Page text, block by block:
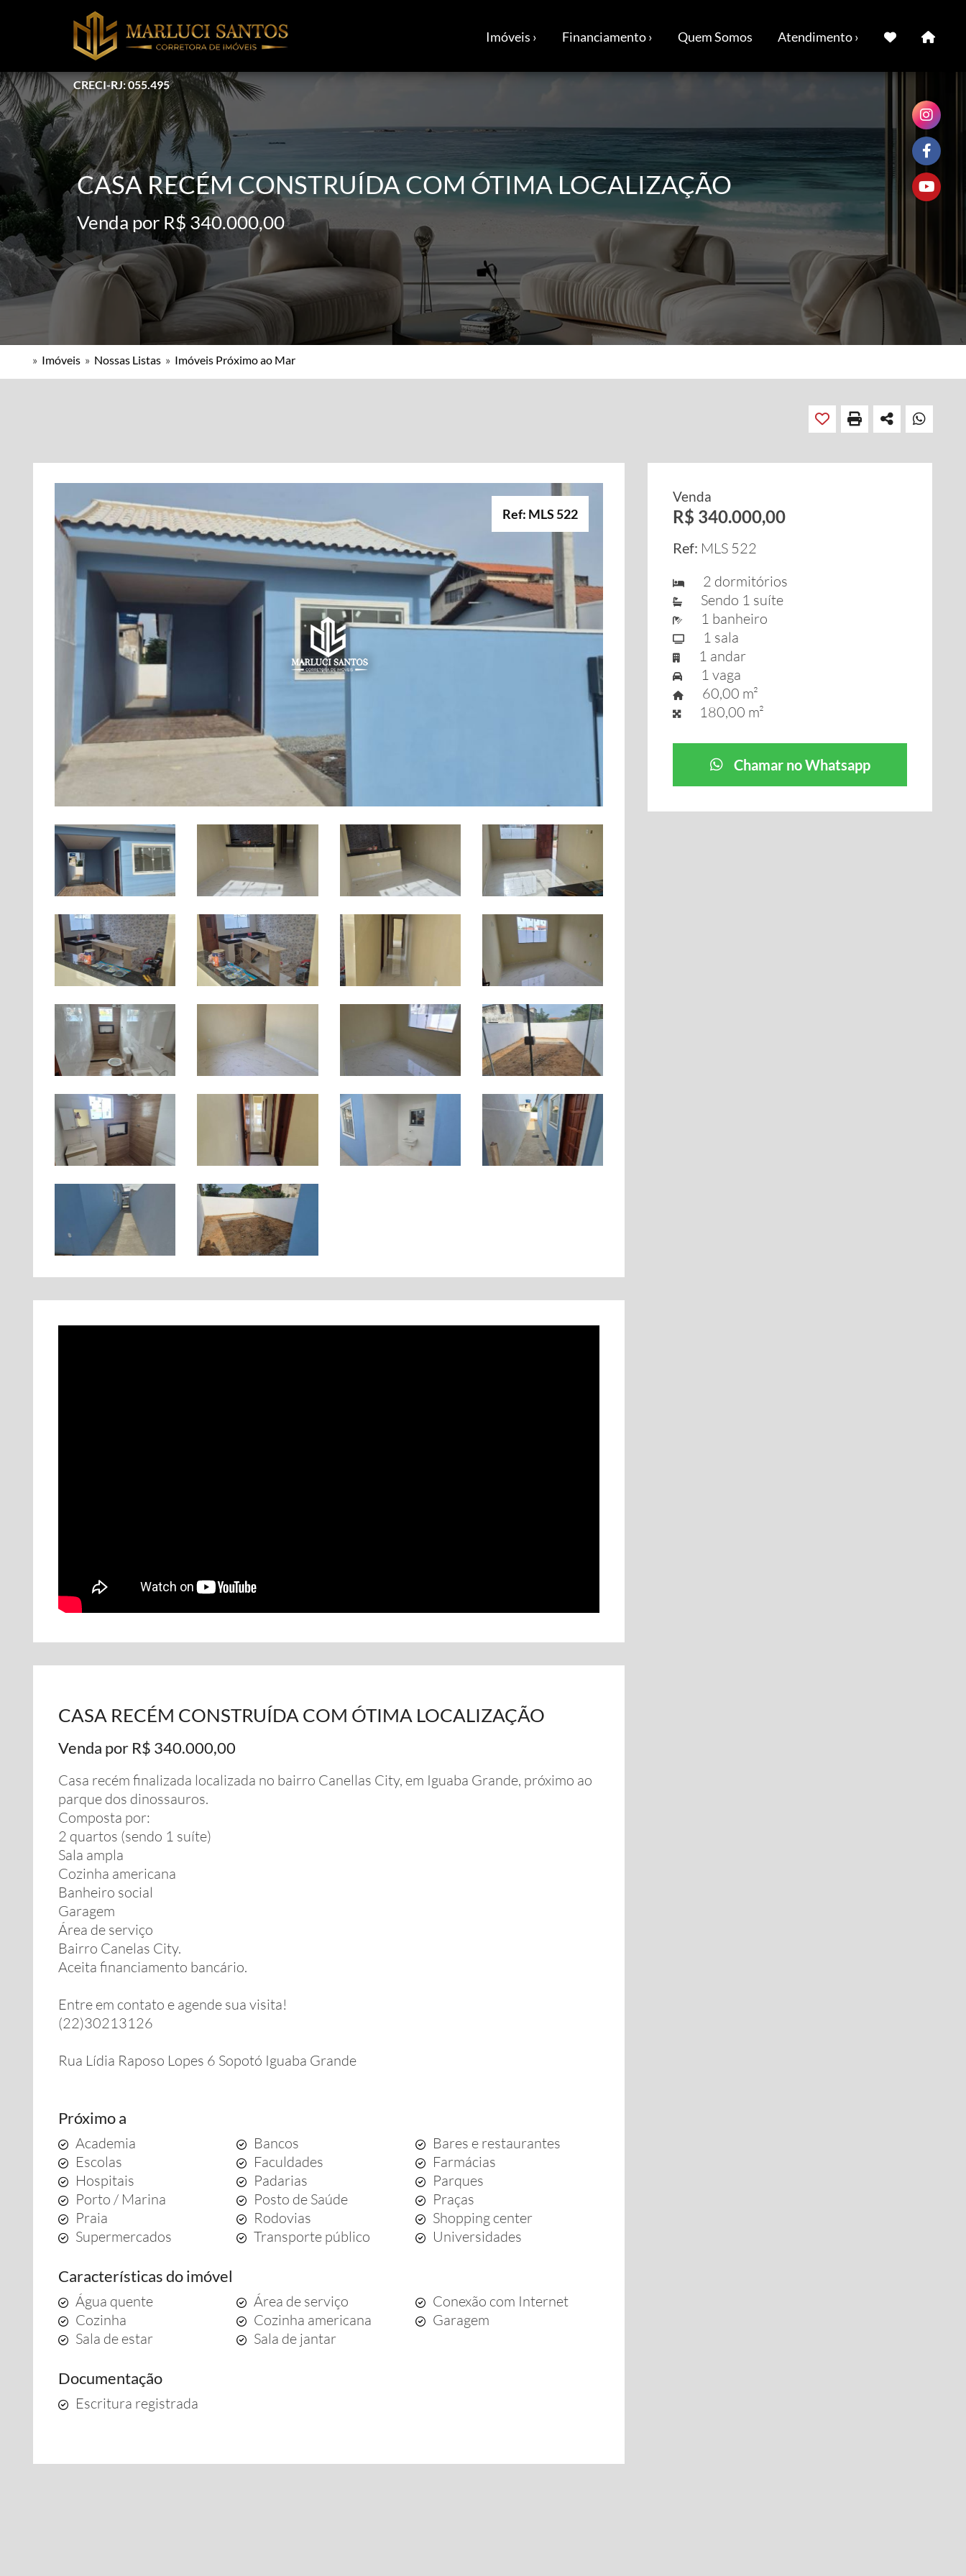
CRECI-RJ: 055.495
Imóveis › Financiamento › Quem Somos Atendimento ›
CASA RECÉM CONSTRUÍDA COM ÓTIMA LOCALIZAÇÃO
Venda por R$ 340.000,00
» Imóveis » Nossas Listas » Imóveis Próximo ao Mar
Ref: MLS 522
CASA RECÉM CONSTRUÍDA COM ÓTIMA LOCALIZAÇÃO
Venda por R$ 340.000,00
Casa recém finalizada localizada no bairro Canellas City, em Iguaba Grande, próximo ao
parque dos dinossauros.
Composta por:
2 quartos (sendo 1 suíte)
Sala ampla
Cozinha americana
Banheiro social
Garagem
Área de serviço
Bairro Canelas City.
Aceita financiamento bancário.
Entre em contato e agende sua visita!
(22)30213126
Rua Lídia Raposo Lopes 6 Sopotó Iguaba Grande
Próximo a
Academia Bancos
Bares e restaurantes
Escolas
Faculdades
Farmácias
Hospitais
Padarias
Parques
Porto / Marina
Posto de Saúde
Praças
Praia
Rodovias
Shopping center
Supermercados
Transporte público Universidades
Características do imóvel
Água quente Área de serviço
Conexão com Internet
Cozinha
Cozinha americana
Garagem
Sala de estar
Sala de jantar
Documentação
Escritura registrada
Venda
R$ 340.000,00
Ref: MLS 522
2 dormitórios
Sendo 1 suíte
1 banheiro
1 sala
1 andar
1 vaga
60,00 m²
180,00 m²
Chamar no Whatsapp